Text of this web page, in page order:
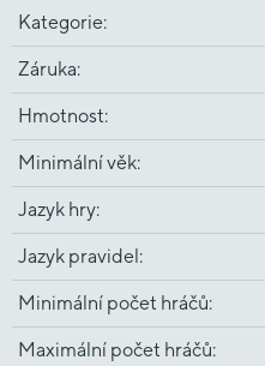
Kategorie:
Záruka:
Hmotnost:
Minimální věk:
Jazyk hry:
Jazyk pravidel:
Minimální počet hráčů:
Maximální počet hráčů: